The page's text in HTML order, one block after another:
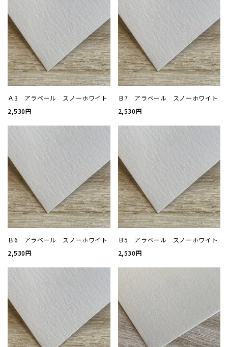
ウィ
サイズ
厚み
紙質(
紙質(
色
印刷
加工
サイズ
Ａ3 アラベール スノーホワイト
2,530円
Ｂ7 アラベール スノーホワイト
2,530円
Ｂ6 アラベール スノーホワイト
2,530円
Ｂ5 アラベール スノーホワイト
2,530円